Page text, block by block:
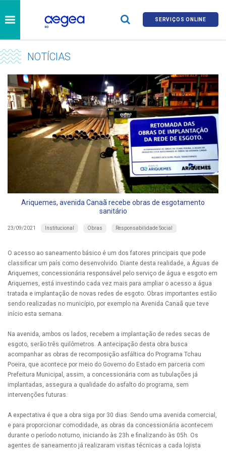
SERVIÇOS ONLINE
NOTÍCIAS
Ariquemes, avenida Canaã recebe obras de esgotamento
sanitário
23/09/2021 Institucional Obras Responsabilidade Social
O acesso ao saneamento básico é um dos fatores principais que pode
classificar um país como desenvolvido. Diante desta realidade, a Águas de
Ariquemes, concessionária responsável pelo serviço de água e esgoto em
Ariquemes, está investindo cada vez mais para ampliar o acesso a água
tratada e implantação de novas redes de esgoto. Obras importantes estão
sendo realizadas no município, por exemplo na Avenida Canaã que teve
início esta semana.
Na avenida, ambos os lados, recebem a implantação de redes secas de
esgoto, serão três quilômetros. A antecipação desta obra busca
acompanhar as obras de recomposição asfáltica do Programa Tchau
Poeira, que acontece por meio do Governo do Estado em parceria com
Prefeitura Municipal, assim, a concessionária com as tubulações já
implantadas, assegura a qualidade do asfalto do programa, sem
intervenções futuras.
A expectativa é que a obra siga por 30 dias. Sendo uma avenida comercial,
e para proporcionar comodidade, as obras da concessionária acontecem
durante o período noturno, iniciando às 23h e finalizando às 05h. Os
agentes de saneamento já realizaram visitas técnicas a cada lojista